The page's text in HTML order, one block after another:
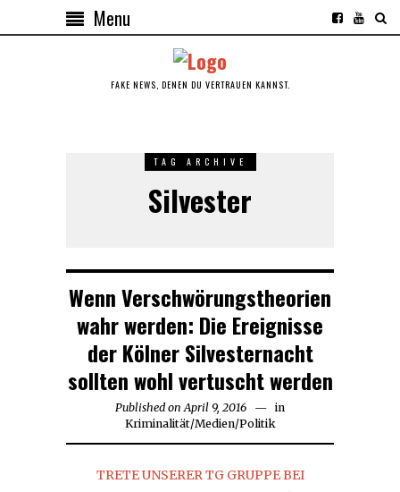
Menu
FAKE NEWS, DENEN DU VERTRAUEN KANNST.
TAG ARCHIVE
Silvester
Wenn Verschwörungstheorien
wahr werden: Die Ereignisse
der Kölner Silvesternacht
sollten wohl vertuscht werden
Published on April 9, 2016 April
9,
in
Kriminalität/Medien/Politik
TRETE UNSERER TG GRUPPE BEI